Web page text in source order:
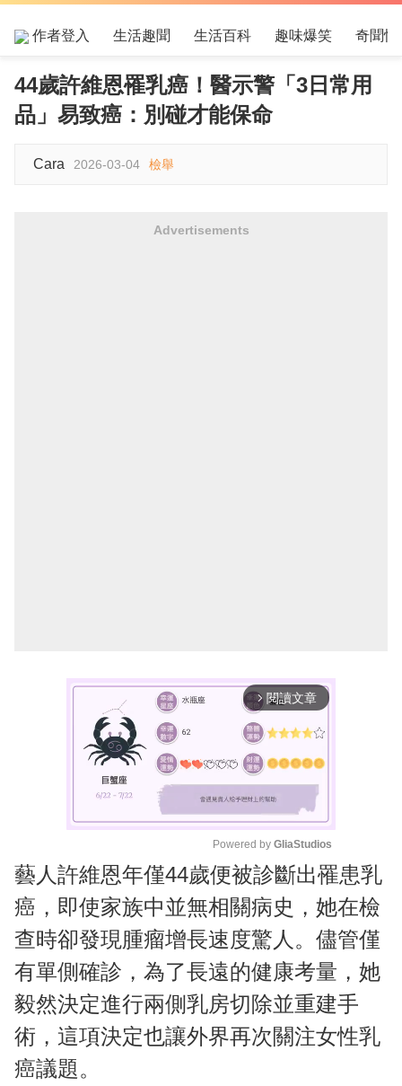
作者登入 生活趣聞 生活百科 趣味爆笑 奇聞怪
44歲許維恩罹乳癌！醫示警「3日常用
品」易致癌：別碰才能保命
Cara 2026-03-04 檢舉
Advertisements
arrow_forward_ios 閱讀文章
M
t
Powered by GliaStudios
藝人許維恩年僅44歲便被診斷出罹患乳
癌，即使家族中並無相關病史，她在檢
查時卻發現腫瘤增長速度驚人。儘管僅
有單側確診，為了長遠的健康考量，她
毅然決定進行兩側乳房切除並重建手
術，這項決定也讓外界再次關注女性乳
癌議題。